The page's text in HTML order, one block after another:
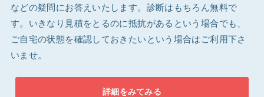
などの疑問にお答えいたします。診断はもちろん無料で
す。いきなり見積をとるのに抵抗があるという場合でも、
ご自宅の状態を確認しておきたいという場合はご利用下さ
いませ。
詳細をみてみる